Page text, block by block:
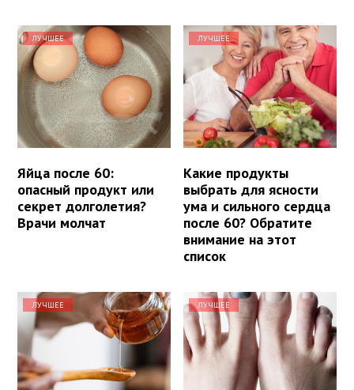
ЛУЧШЕЕ
Яйца после 60:
опасный продукт или
секрет долголетия?
Врачи молчат
ЛУЧШЕЕ
Какие продукты
выбрать для ясности
ума и сильного сердца
после 60? Обратите
внимание на этот
список
ЛУЧШЕЕ ЛУЧШЕЕ